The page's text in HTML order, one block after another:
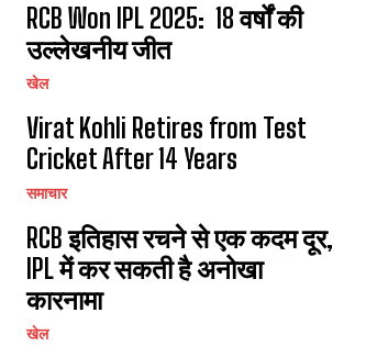
RCB Won IPL 2025: 18 वर्षों की
उल्लेखनीय जीत
खेल
Virat Kohli Retires from Test
Cricket After 14 Years
समाचार
RCB इतिहास रचने से एक कदम दूर,
IPL में कर सकती है अनोखा
कारनामा
खेल